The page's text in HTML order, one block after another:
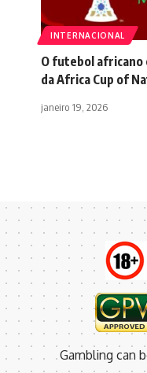
INTERNACIONAL
O futebol africano
da Africa Cup of
janeiro 19, 2026
Gambling can